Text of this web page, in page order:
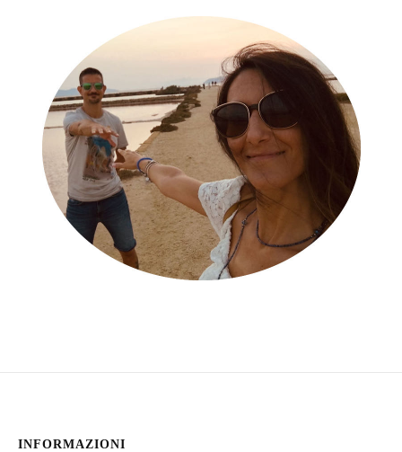
INFORMAZIONI